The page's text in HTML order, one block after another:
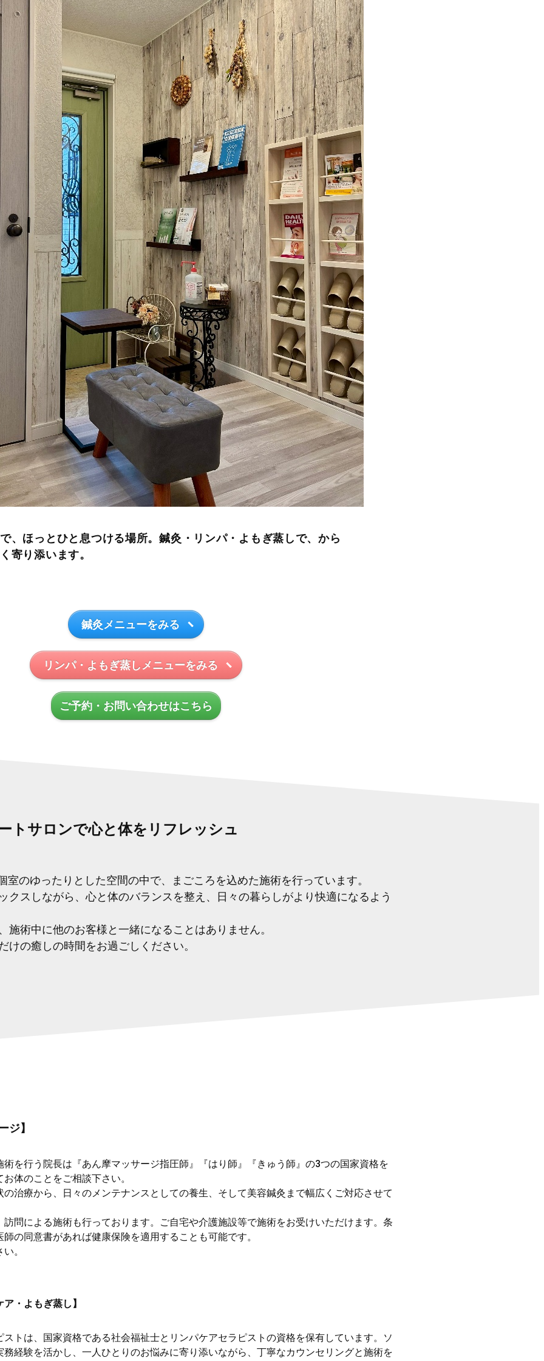
、ほっとひと息つける場所。鍼灸・リンパ・よもぎ蒸しで、から
寄り添います。
鍼灸メニューをみる
リンパ・よもぎ蒸しメニューをみる
ご予約・お問い合わせはこちら
トサロンで心と体をリフレッシュ
のゆったりとした空間の中で、まごころを込めた施術を行っています。
クスしながら、心と体のバランスを整え、日々の暮らしがより快適になるよう
施術中に他のお客様と一緒になることはありません。
けの癒しの時間をお過ごしください。
ジ】
を行う院長は『あん摩マッサージ指圧師』『はり師』『きゅう師』の3つの国家資格を
体のことをご相談下さい。
治療から、日々のメンテナンスとしての養生、そして美容鍼灸まで幅広くご対応させて
訪問による施術も行っております。ご自宅や介護施設等で施術をお受けいただけます。条
の同意書があれば健康保険を適用することも可能です。
。
・よもぎ蒸し】
ストは、国家資格である社会福祉士とリンパケアセラピストの資格を保有しています。ソ
経験を活かし、一人ひとりのお悩みに寄り添いながら、丁寧なカウンセリングと施術を